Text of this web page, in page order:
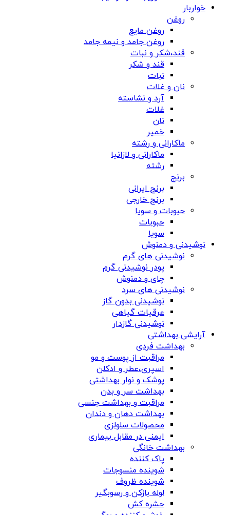
خواربار
روغن
روغن مایع
روغن جامد و نیمه جامد
قند،شکر و نبات
قند و شکر
نبات
نان و غلات
آرد و نشاسته
غلات
نان
خمیر
ماکارانی و رشته
ماکارانی و لازانیا
رشته
برنج
برنج ایرانی
برنج خارجی
حبوبات و سویا
حبوبات
سویا
نوشیدنی و دمنوش
نوشیدنی های گرم
پودر نوشیدنی گرم
چای و دمنوش
نوشیدنی های سرد
نوشیدنی بدون گاز
عرقیات گیاهی
نوشیدنی گازدار
آرایشی بهداشتی
بهداشت فردی
مراقبت از پوست و مو
اسپری،عطر و ادکلن
پوشک و نوار بهداشتی
بهداشت سر و بدن
مراقبت و بهداشت جنسی
بهداشت دهان و دندان
محصولات سلولزی
ایمنی در مقابل بیماری
بهداشت خانگی
پاک کننده
شوینده منسوجات
شوینده ظروف
لوله بازکن و رسوبگیر
حشره کش